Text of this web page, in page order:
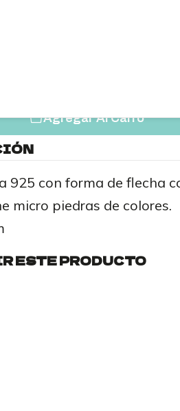
Agregar Al Carro
925 con forma de flecha
micro piedras de colores.
ESTE PRODUCTO